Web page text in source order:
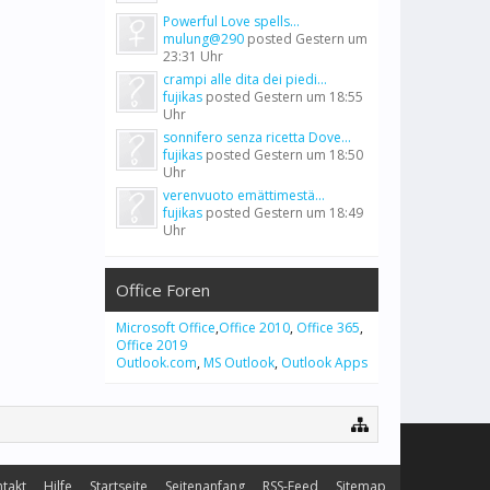
Powerful Love spells...
mulung@290 posted Gestern um
23:31 Uhr
crampi alle dita dei piedi...
fujikas posted Gestern um 18:55
Uhr
sonnifero senza ricetta Dove...
fujikas posted Gestern um 18:50
Uhr
verenvuoto emättimestä...
fujikas posted Gestern um 18:49
Uhr
Office Foren
Microsoft Office,Office 2010, Office 365,
Office 2019
Outlook.com, MS Outlook, Outlook Apps
Hilfe Startseite Seitenanfang RSS-Feed Sitemap